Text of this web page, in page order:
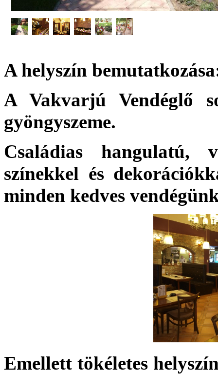
A helyszín
A Vakvarjú Vendéglő
gyöngyszeme.
Családias hangulatú,
színekkel és
minden kedves
Emellett tökéletes